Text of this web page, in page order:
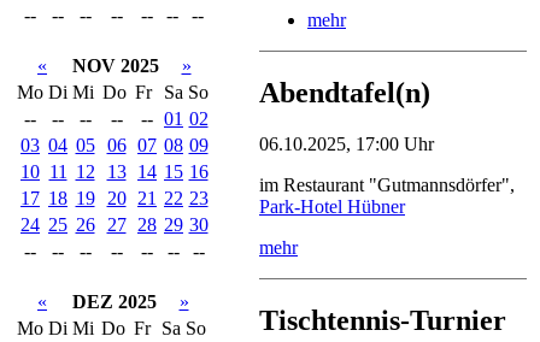
--
-- -- -- -- -- --
« NOV 2025
»
Mo Di Mi Do Fr Sa So
--
-- -- -- -- 01 02
03 04 05 06 07 08 09
10 11 12 13 14 15 16
17 18 19 20 21 22 23
24 25 26 27 28 29 30
--
-- -- -- -- -- --
« DEZ 2025
»
Mo Di Mi Do Fr Sa So
mehr
Abendtafel(n)
06.10.2025, 17:00 Uhr
im Restaurant "Gutmannsdörfer",
Park-Hotel Hübner
mehr
Tischtennis-Turnier